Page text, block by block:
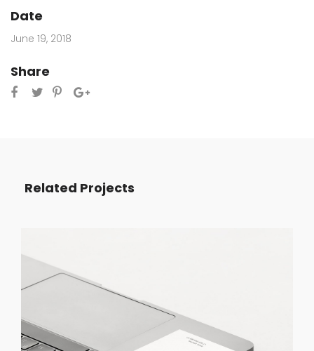
Date
June 19, 2018
Share
Related Projects